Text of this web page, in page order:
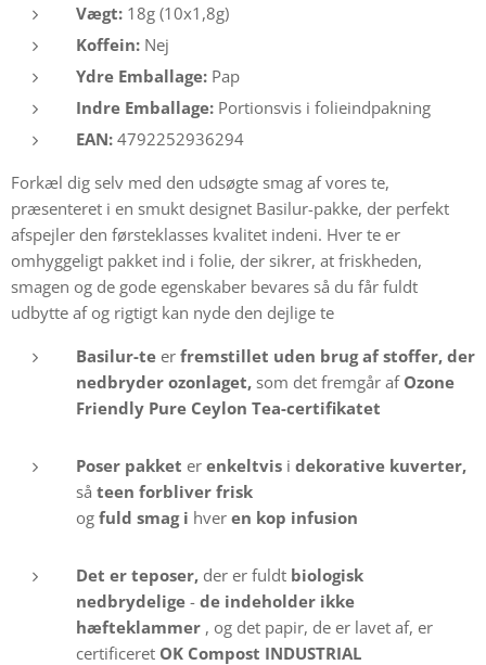
Vægt: 18g (10x1,8g)
Koffein: Nej
Ydre Emballage: Pap
Indre Emballage: Portionsvis i folieindpakning
EAN: 4792252936294
Forkæl dig selv med den udsøgte smag af vores te,
præsenteret i en smukt designet Basilur-pakke, der perfekt
afspejler den førsteklasses kvalitet indeni. Hver te er
omhyggeligt pakket ind i folie, der sikrer, at friskheden,
smagen og de gode egenskaber bevares så du får fuldt
udbytte af og rigtigt kan nyde den dejlige te
Basilur-te er fremstillet uden brug af stoffer, der
nedbryder ozonlaget, som det fremgår af Ozone
Friendly Pure Ceylon Tea-certifikatet
Poser pakket er enkeltvis i dekorative kuverter,
så teen forbliver frisk
og fuld smag i hver en kop infusion
Det er teposer, der er fuldt biologisk
nedbrydelige - de indeholder ikke
hæfteklammer , og det papir, de er lavet af, er
certificeret OK Compost INDUSTRIAL